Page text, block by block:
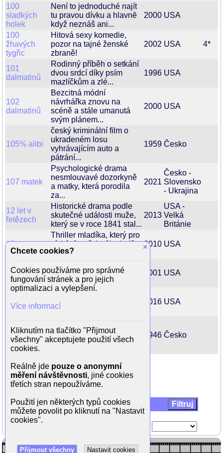
100
sladkých
holek
Není to jednoduché najít
tu pravou dívku a hlavnĕ
když neznáš ani...
2000 USA
100
žhavých
tygřic
Hitová sexy komedie,
pozor na tajné ženské
zbraně!
2002 USA 4*
101
dalmatinů
Rodinný příběh o setkání
dvou srdcí díky psím
mazlíčkům a zlé...
1996 USA
102
dalmatinů
Bezcitná módní
návrhářka znovu na
scéně a stále umanutá
svým plánem...
2000 USA
105% alibi
český kriminální film o
ukradeném losu
vyhrávajícím auto a
pátrání...
1959 Česko
107 matek
Psychologické drama
nesmlouvavé dozorkyně
a matky, která porodila
za...
2021
Česko -
Slovensko
- Ukrajina
12 let v
řetězech
Historické drama podle
skutečné události muže,
který se v roce 1841 stal...
2013
USA -
Velká
Británie
13
Thriller mladíka, který pro
získání potřebného balíku
peněz na léčbu...
2010 USA
13 duchů
požáru přestěhuje do
zděděného moderního...
2001 USA
13 hodin:
Tajní vojáci
z Benghází
Akční film podle skutečné
události zachycující
napadení americké...
2016 USA
13. revír
propuštěného kasaře a
barové tanečnice se
1946 Česko
1
2 3 4 5 6 7 8 9 10 |>
Filtr
Hodnocení
×
Chcete cookies?
Cookies používáme pro správné
fungování stránek a pro jejich
optimalizaci a vylepšení.
Více informací
Kliknutím na tlačítko "Přijmout
všechny" akceptujete použití všech
cookies.
Reálně jde pouze o anonymní
měření návštěvnosti, jiné cookies
třetích stran nepoužíváme.
Použití jen některých typů cookies
můžete povolit po kliknutí na "Nastavit
cookies".
Přijmout všechny Nastavit cookies